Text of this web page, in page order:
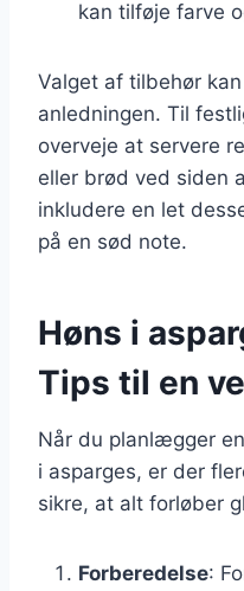
kan tilføje farve
Valget af tilbehør
anledningen. Til
overveje at servere
eller brød ved siden
inkludere en let
på en sød note.
Høns i
Tips til en
Når du planlægger
i asparges, er der
sikre, at alt forløber
Forberedelse: